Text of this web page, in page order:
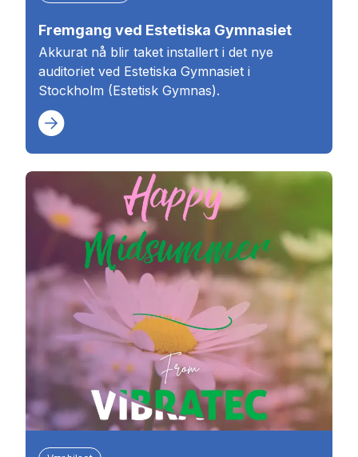
Fremgang ved Estetiska Gymnasiet
Akkurat nå blir taket installert i det nye
auditoriet ved Estetiska Gymnasiet i
Stockholm (Estetisk Gymnas).